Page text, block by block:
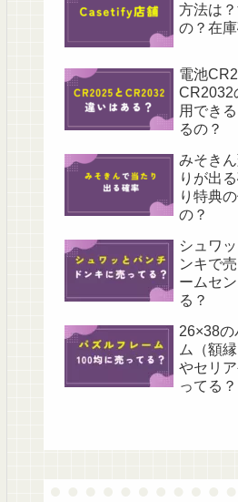
方法は
の？在
電池
CR2032
用でき
るの？
みそき
りが出
り特典
の？
シュワ
ンキで
ームセ
る？
26×38の
ム（額
やセリ
ってる？